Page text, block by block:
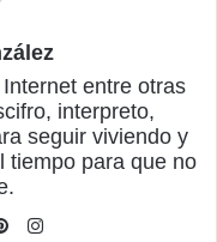
entre otras
interpreto,
seguir viviendo y
tiempo para que no
Pinterest